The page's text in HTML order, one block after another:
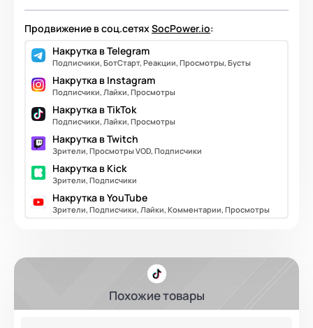
Продвижение в соц.сетяхSocPower.io:
Накрутка в Telegram
Подписчики, БотСтарт, Реакции, Просмотры, Бусты
Накрутка в Instagram
Подписчики, Лайки, Просмотры
Накрутка в TikTok
Подписчики, Лайки, Просмотры
Накрутка в Twitch
Зрители, Просмотры VOD, Подписчики
Накрутка в Kick
Зрители, Подписчики
Накрутка в YouTube
Зрители, Подписчики, Лайки, Комментарии, Просмотры
Похожие товары